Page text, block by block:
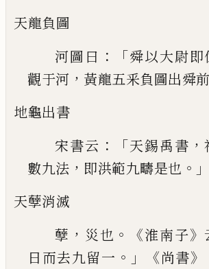
天龍負圖
河圖曰 ：「舜以大尉即
觀于河 ， 黃龍五釆負圖出舜前
地龜出書
宋書云 ：「天錫禹書 ，
數九法 ， 即洪範九疇是也 。」
天孽消滅
孽 ， 災也 。《淮南子》
日而去九留一 。」《尚書》